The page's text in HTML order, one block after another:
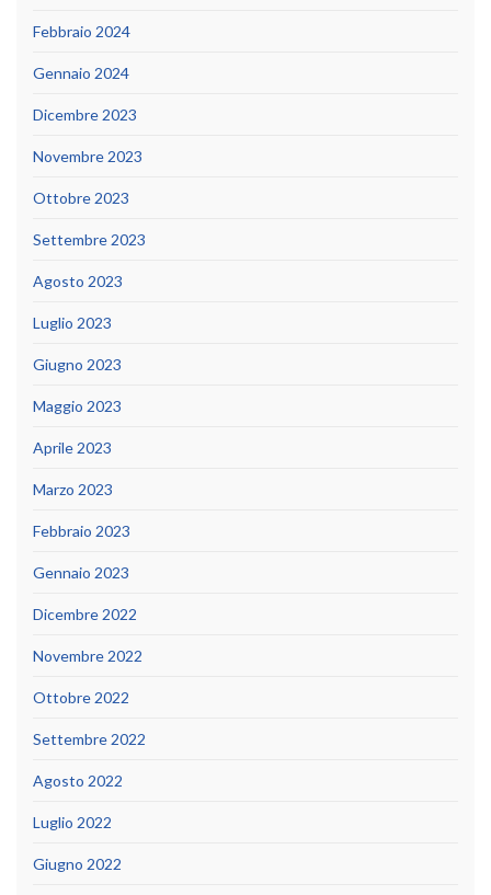
Febbraio 2024
Gennaio 2024
Dicembre 2023
Novembre 2023
Ottobre 2023
Settembre 2023
Agosto 2023
Luglio 2023
Giugno 2023
Maggio 2023
Aprile 2023
Marzo 2023
Febbraio 2023
Gennaio 2023
Dicembre 2022
Novembre 2022
Ottobre 2022
Settembre 2022
Agosto 2022
Luglio 2022
Giugno 2022